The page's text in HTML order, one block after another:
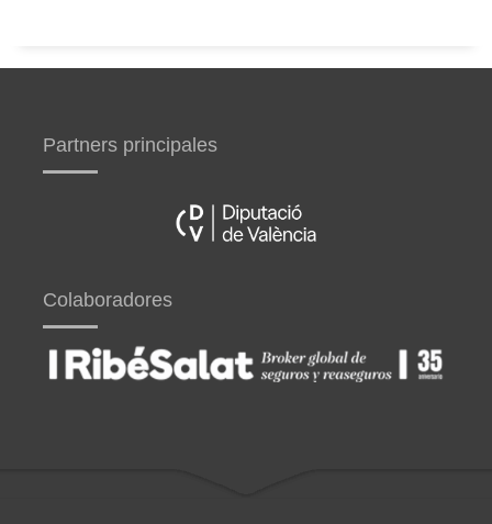
Partners principales
Colaboradores